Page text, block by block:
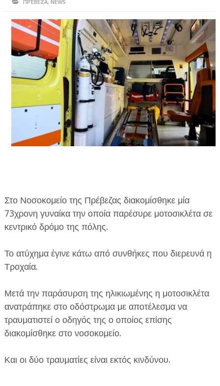
ΗΠΕΙΡΟΣ
ΠΡΕΒΕΖΑ
ΑΡΤΑ
ΙΩΑΝΝΙΝΑ
ΘΕΣΠΡΩΤΙΑ
ΙΟΝΙΑ ΝΗΣΙΑ
ΚΑΙ ΕΛΛΑΔΑ
ΥΓΕΙΑ-ΟΜΟΡΦΙΑ
ΤΕΧΝΟΛΟΓΙΑ
ΔΙΕΘΝΗ
ΕΦΗΜΕΡΙΔΑ Η ΠΑΡΓΑ
ΠΛΗΡΟΦΟΡΙΕΣ
ΠΡΈΒΕΖΑ, NEWS
Στο Νοσοκομείο της Πρέβεζας διακομίσθηκε μία
73χρονη γυναίκα την οποία παρέσυρε μοτοσικλέτα σε
κεντρικό δρόμο της πόλης.
Το ατύχημα έγινε κάτω από συνθήκες που διερευνά η
Τροχαία.
Μετά την παράσυρση της ηλικιωμένης η μοτοσικλέτα
ανατράπηκε στο οδόστρωμα με αποτέλεσμα να
τραυματιστεί ο οδηγός της ο οποίος επίσης
διακομίσθηκε στο νοσοκομείο.
Και οι δύο τραυματίες είναι εκτός κινδύνου.